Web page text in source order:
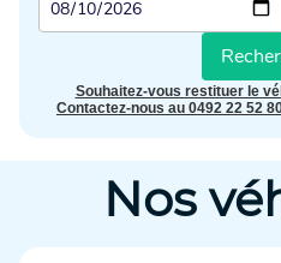
Souhaitez-vous restituer le
Contactez-nous au 0492 22 52
Nos